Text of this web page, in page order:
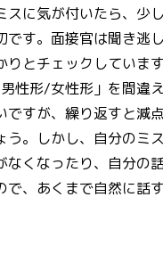
スに気が付いたら、少
です。面接官は聞き逃
りとチェックしていま
性形/女性形」を間違
ですが、繰り返すと減
う。しかし、自分のミ
なくなったり、自分の
で、あくまで自然に話